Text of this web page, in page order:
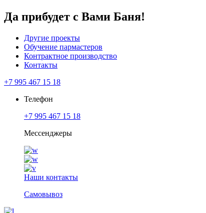
Да прибудет с Вами Баня!
Другие проекты
Обучение пармастеров
Контрактное производство
Контакты
+7 995 467 15 18
Телефон
+7 995 467 15 18
Мессенджеры
Наши контакты
Самовывоз